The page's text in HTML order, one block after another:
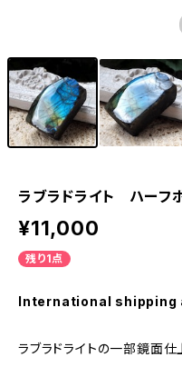
ラブラドライト ハーフ
¥11,000
残り1点
International shipping
ラブラドライトの一部鏡面仕